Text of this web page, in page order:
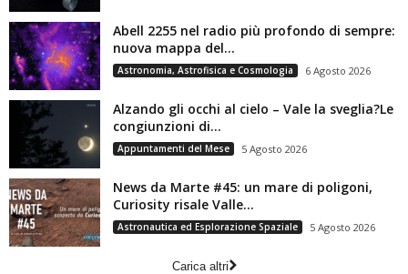
Abell 2255 nel radio più profondo di sempre:
nuova mappa del...
Astronomia, Astrofisica e Cosmologia 6 Agosto 2026
Alzando gli occhi al cielo – Vale la sveglia?Le
congiunzioni di...
Appuntamenti del Mese 5 Agosto 2026
News da Marte #45: un mare di poligoni,
Curiosity risale Valle...
Astronautica ed Esplorazione Spaziale 5 Agosto 2026
Carica altri